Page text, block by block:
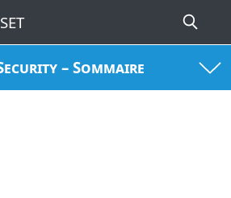
– Sommaire